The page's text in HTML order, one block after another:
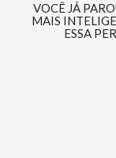
VOCÊ JÁ
MAIS
ESSA